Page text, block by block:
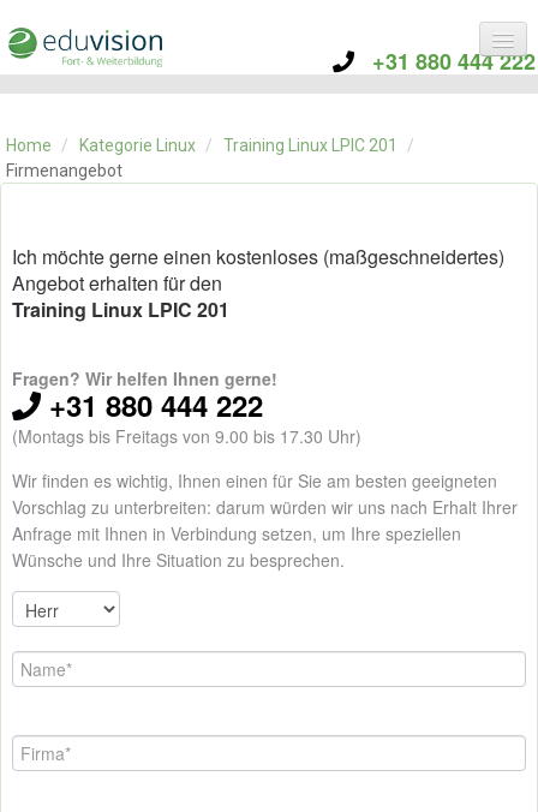
+31 880 444 222
KATEGORIE
ÜBER EDUVISION
KONTAKT
Home / Kategorie Linux / Training Linux LPIC 201
/
Firmenangebot
Ich möchte gerne einen kostenloses (maßgeschneidertes)
Angebot erhalten für den
Training Linux LPIC 201
Fragen? Wir helfen Ihnen gerne!
+31 880 444 222
(Montags bis Freitags von 9.00 bis 17.30 Uhr)
Wir finden es wichtig, Ihnen einen für Sie am besten geeigneten
Vorschlag zu unterbreiten: darum würden wir uns nach Erhalt Ihrer
Anfrage mit Ihnen in Verbindung setzen, um Ihre speziellen
Wünsche und Ihre Situation zu besprechen.